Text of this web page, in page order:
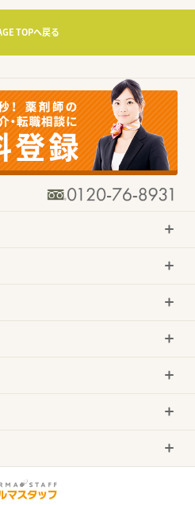
TOPへ戻る